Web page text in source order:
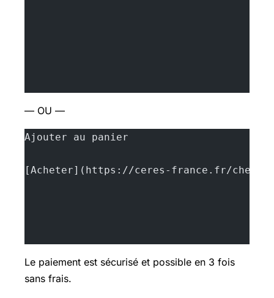
— OU —
Ajouter au panier
[Acheter](https://ceres-france.fr/
Le paiement est sécurisé et possible en 3 fois
sans frais.